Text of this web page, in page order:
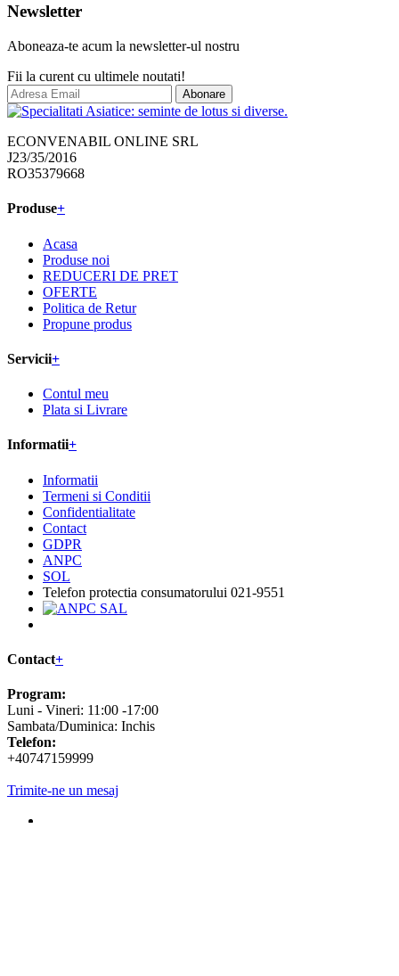
Ultimele
Newsletter
Aboneaza-te acum la newsletter-ul nostru
Fii la curent cu ultimele noutati!
ECONVENABIL ONLINE SRL
RO35379668
Produse+
Acasa
Produse noi
REDUCERI DE PRET
OFERTE
Propune produs
Servicii+
Plata si Livrare
Informatii+
Informatii
Termeni si Conditii
Confidentialitate
Contact
GDPR
ANPC
SOL
Contact+
Program:
Luni - Vineri: 11:00 -17:00
Sambata/Duminica: Inchis
+40747159999
Trimite-ne un mesaj